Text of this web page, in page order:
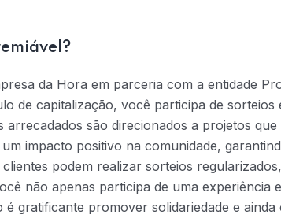
da Hora em parceria com a entidade
de capitalização, você participa de
são direcionados a projetos
impacto positivo na comunidade,
podem realizar sorteios
não apenas participa de uma experiência
gratificante promover solidariedade e